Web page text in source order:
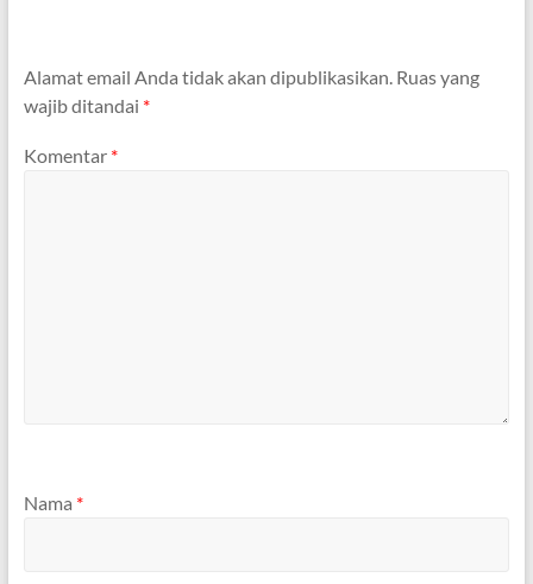
Alamat email Anda tidak akan dipublikasikan. Ruas yang
wajib ditandai *
Komentar *
Nama *